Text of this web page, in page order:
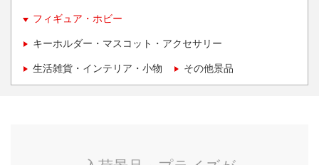
フィギュア・ホビー
キーホルダー・マスコット・アクセサリー
生活雑貨・インテリア・小物 その他景品